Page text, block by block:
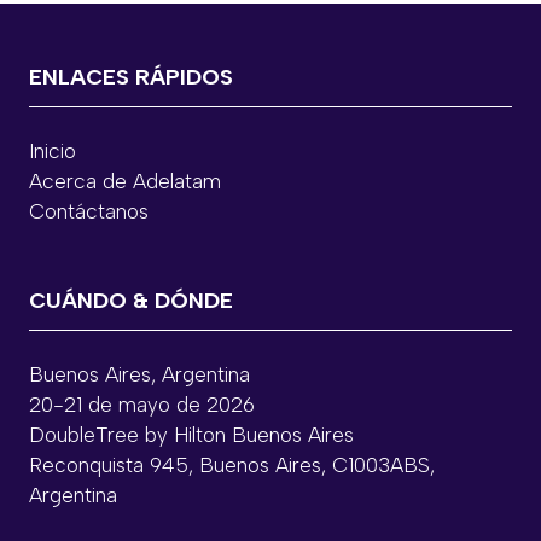
ENLACES RÁPIDOS
Inicio
Acerca de Adelatam
Contáctanos
CUÁNDO & DÓNDE
Buenos Aires, Argentina
20-21 de mayo de 2026
DoubleTree by Hilton Buenos Aires
Reconquista 945, Buenos Aires, C1003ABS,
Argentina